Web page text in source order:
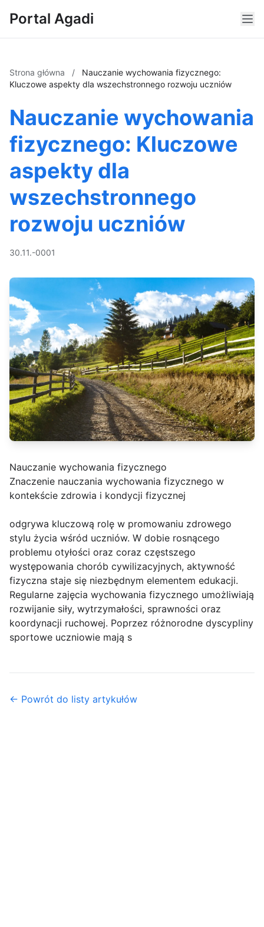
Portal Agadi
Strona główna /
Nauczanie wychowania fizycznego:
Kluczowe aspekty dla wszechstronnego rozwoju uczniów
Nauczanie wychowania
fizycznego: Kluczowe
aspekty dla
wszechstronnego
rozwoju uczniów
30.11.-0001
Nauczanie wychowania fizycznego
Znaczenie nauczania wychowania fizycznego w
kontekście zdrowia i kondycji fizycznej
odgrywa kluczową rolę w promowaniu zdrowego
stylu życia wśród uczniów. W dobie rosnącego
problemu otyłości oraz coraz częstszego
występowania chorób cywilizacyjnych, aktywność
fizyczna staje się niezbędnym elementem edukacji.
Regularne zajęcia wychowania fizycznego umożliwiają
rozwijanie siły, wytrzymałości, sprawności oraz
koordynacji ruchowej. Poprzez różnorodne dyscypliny
sportowe uczniowie mają s
← Powrót do listy artykułów